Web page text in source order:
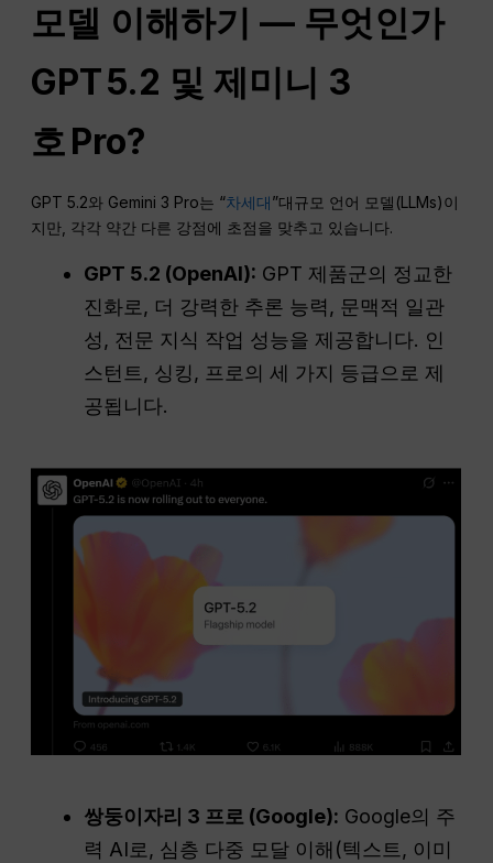
모델 이해하기 — 무엇인가
GPT5.2 및 제미니 3
호Pro?
GPT 5.2와 Gemini 3 Pro는 “차세대”대규모 언어 모델(LLMs)이
지만, 각각 약간 다른 강점에 초점을 맞추고 있습니다.
GPT 5.2 (OpenAI): GPT 제품군의 정교한
진화로, 더 강력한 추론 능력, 문맥적 일관
성, 전문 지식 작업 성능을 제공합니다. 인
스턴트, 싱킹, 프로의 세 가지 등급으로 제
공됩니다.
쌍둥이자리 3 프로 (Google): Google의 주
력 AI로, 심층 다중 모달 이해(텍스트, 이미